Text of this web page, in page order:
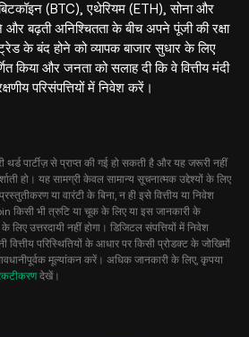
(BTC), एथेरियम (ETH), सोना और
और बढ़ती अनिश्चितता के बीच अपने पूंजी की रक्षा
के बंद होने को व्यापक बाजार सुधार के लिए
किया और जनता को सलाह दी कि वे वित्तीय मंदी
परिसंपत्तियों में निवेश करें।
थर्ड पार्टीज़ से प्राप्त की गई हो सकती है और यह जरूरी नहीं
हो। यह सामग्री केवल सामान्य सूचनात्मक उद्देश्यों के लिए
या वारंटी के बिना, न ही इसे वित्तीय या निवेश
किसी भी त्रुटि या चूक के लिए या इस जानकारी के
उत्तरदायी नहीं होगा। डिजिटल संपत्तियों में निवेश
परिस्थितियों के आधार पर किसी प्रोडक्ट के जोखिमों
मूल्यांकन करें। अधिक जानकारी के लिए, कृपया
देखें।